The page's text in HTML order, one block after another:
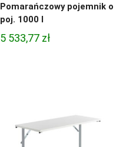
Pomarańczowy pojemnik o
poj. 1000 l
5 533,77 zł